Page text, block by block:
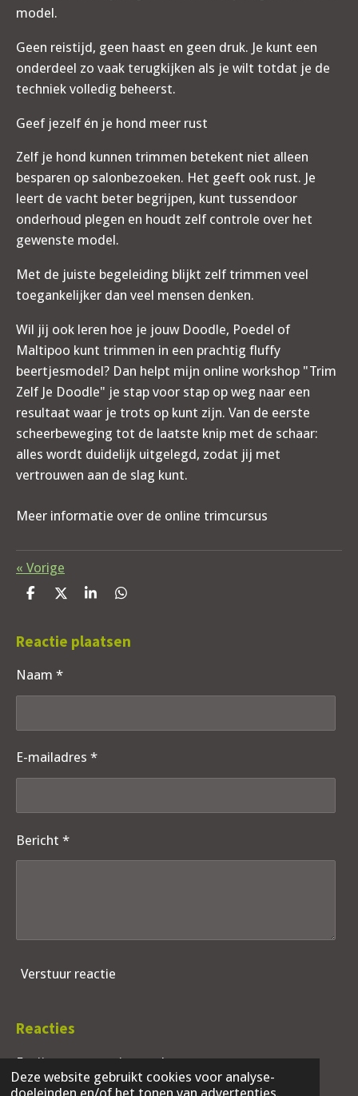
Deze website gebruikt cookies voor analyse-
model.
Geen reistijd, geen haast en geen druk. Je kunt een
onderdeel zo vaak terugkijken als je wilt totdat je de
techniek volledig beheerst.
Geef jezelf én je hond meer rust
Zelf je hond kunnen trimmen betekent niet alleen
besparen op salonbezoeken. Het geeft ook rust. Je
leert de vacht beter begrijpen, kunt tussendoor
onderhoud plegen en houdt zelf controle over het
gewenste model.
Met de juiste begeleiding blijkt zelf trimmen veel
toegankelijker dan veel mensen denken.
Wil jij ook leren hoe je jouw Doodle, Poedel of
Maltipoo kunt trimmen in een prachtig fluffy
beertjesmodel? Dan helpt mijn online workshop "Trim
Zelf Je Doodle" je stap voor stap op weg naar een
resultaat waar je trots op kunt zijn. Van de eerste
scheerbeweging tot de laatste knip met de schaar:
alles wordt duidelijk uitgelegd, zodat jij met
vertrouwen aan de slag kunt.
Meer informatie over de online trimcursus
« Vorige
D
e
D
l
S
r
D
e
Reactie plaatsen
Naam *
E-mailadres *
Bericht *
Verstuur reactie
Reacties
Er zijn geen reacties geplaatst.